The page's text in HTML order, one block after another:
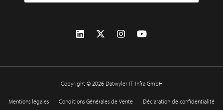
Copyright © 2026 Datwyler IT Infra GmbH
Mentions légales Conditions Générales de Vente Déclaration de confidentialité